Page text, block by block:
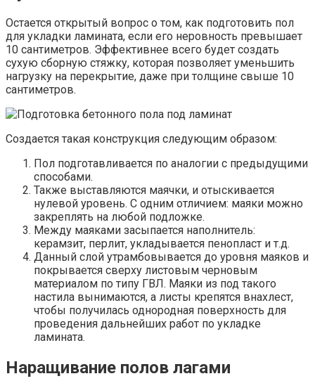
Остается открытый вопрос о том, как подготовить пол
для укладки ламината, если его неровность превышает
10 сантиметров. Эффективнее всего будет создать
сухую сборную стяжку, которая позволяет уменьшить
нагрузку на перекрытие, даже при толщине свыше 10
сантиметров.
Создается такая конструкция следующим образом:
Пол подготавливается по аналогии с предыдущими
способами.
Также выставляются маячки, и отыскивается
нулевой уровень. С одним отличием: маяки можно
закреплять на любой подложке.
Между маяками засыпается наполнитель:
керамзит, перлит, укладывается пенопласт и т.д.
Данный слой утрамбовывается до уровня маяков и
покрывается сверху листовым черновым
материалом по типу ГВЛ. Маяки из под такого
настила вынимаются, а листы крепятся внахлест,
чтобы получилась однородная поверхность для
проведения дальнейших работ по укладке
ламината.
Наращивание полов лагами